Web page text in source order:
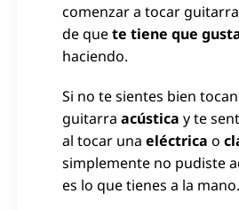
comenzar a tocar
de quete tiene que
haciendo.
Si no te sientes bien
guitarra acústica y te
al tocar una eléctrica o
simplemente no pudiste
es lo que tienes a la mano.